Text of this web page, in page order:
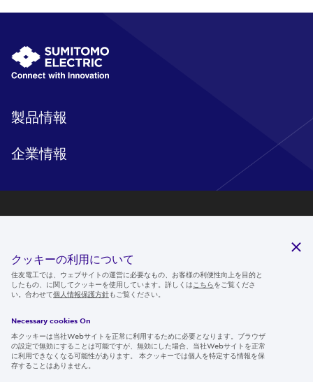
製品情報
企業情報
ニュースルーム
IR情報
採用情報
クッキーの利用について
住友電工では、ウェブサイトの運営に必要なもの、お客様の利便性向上を目的と
したもの、に関してクッキーを使用しています。詳しくは こちらをご覧くださ
い。合わせて個人情報保護方針もご覧ください。
Necessary cookies On
本クッキーは当社Webサイトを正常に利用するために必要となります。ブラウザ
の設定で無効にすることは可能ですが、無効にした場合、当社Webサイトを正常
に利用できなくなる可能性があります。 本クッキーでは個人を特定する情報を保
存することはありません。